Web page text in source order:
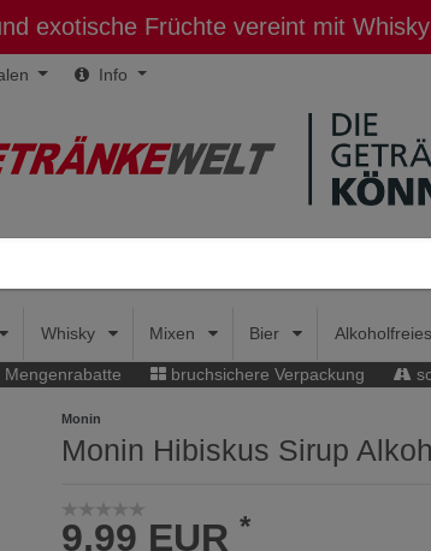
exotische Früchte vereint mit
Info
Whisky Mixen Bier Alkoholfreies
Mengenrabatte bruchsichere Verpackung
Monin
Monin Hibiskus Sirup
9,99 EUR *